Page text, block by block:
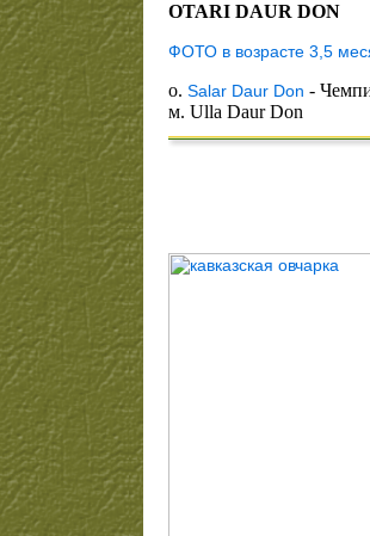
OTARI DAUR DON
ФОТО в возрасте 3,5
о. Salar Daur Don -
м. Ulla Daur Don